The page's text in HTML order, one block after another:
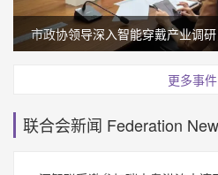
市政协领导深入智能穿戴产业调
更多事
联合会新闻 Federation